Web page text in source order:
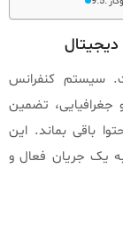
دیجیتال
سیستم کنفرانس
تضمین
باقی بماند. این
یک جریان فعال و